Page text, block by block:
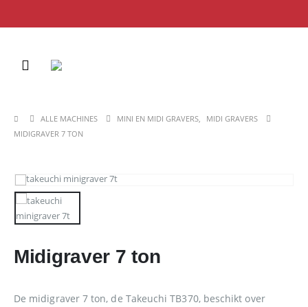
ALLE MACHINES MINI EN MIDI GRAVERS,
MIDI GRAVERS
MIDIGRAVER 7 TON
Midigraver 7 ton
De midigraver 7 ton, de Takeuchi TB370, beschikt over